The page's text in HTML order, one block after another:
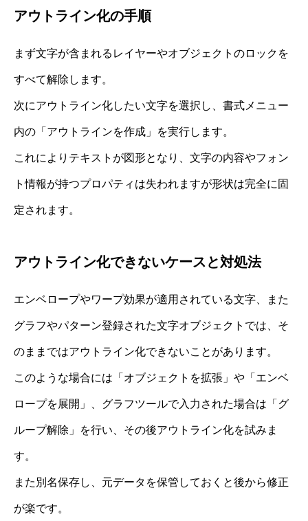
アウトライン化の手順
まず文字が含まれるレイヤーやオブジェクトのロックを
すべて解除します。
次にアウトライン化したい文字を選択し、書式メニュー
内の「アウトラインを作成」を実行します。
これによりテキストが図形となり、文字の内容やフォン
ト情報が持つプロパティは失われますが形状は完全に固
定されます。
アウトライン化できないケースと対処法
エンベロープやワープ効果が適用されている文字、また
グラフやパターン登録された文字オブジェクトでは、そ
のままではアウトライン化できないことがあります。
このような場合には「オブジェクトを拡張」や「エンベ
ロープを展開」、グラフツールで入力された場合は「グ
ループ解除」を行い、その後アウトライン化を試みま
す。
また別名保存し、元データを保管しておくと後から修正
が楽です。